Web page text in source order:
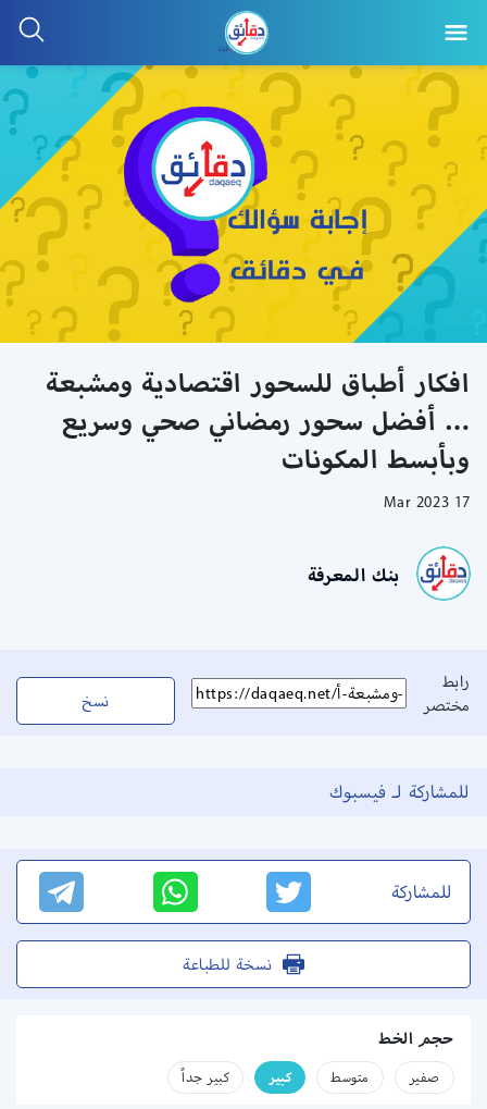
افكار أطباق للسحور اقتصادية ومشبعة
… أفضل سحور رمضاني صحي وسريع
وبأبسط المكونات
17 Mar 2023
بنك المعرفة
رابط
مختصر
نسخ
للمشاركة لـ فيسبوك
للمشاركة
نسخة للطباعة
حجم الخط
صفير متوسط كبير كبير جداً